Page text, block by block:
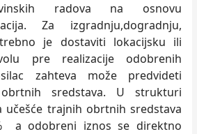
radova na osnovu
Za izgradnju,dogradnju,
je dostaviti lokacijsku ili
pre realizacije odobrenih
zahteva može predvideti
sredstava. U strukturi
učešće trajnih obrtnih sredstava
a odobreni iznos se direktno